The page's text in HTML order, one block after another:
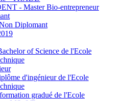
- Master Bio-entrepreneur
Diplomant
of Science de l'Ecole
d'ingénieur de l'Ecole
gradué de l'Ecole